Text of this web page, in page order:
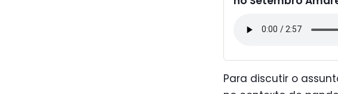
Para discutir o